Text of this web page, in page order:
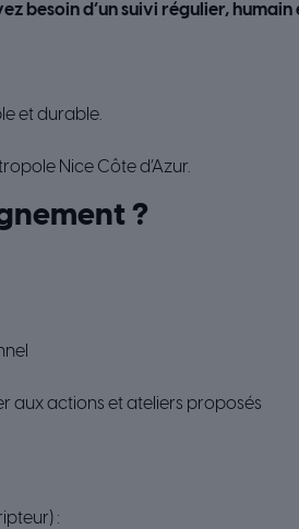
besoin d’un suivi régulier, humain
et durable.
Nice Côte d’Azur.
?
aux actions et ateliers proposés
: